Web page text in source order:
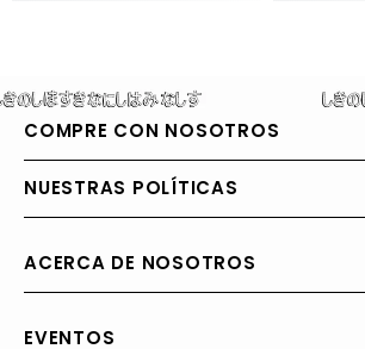
COMPRE CON NOSOTROS
NUESTRAS POLÍTICAS
ACERCA DE NOSOTROS
EVENTOS